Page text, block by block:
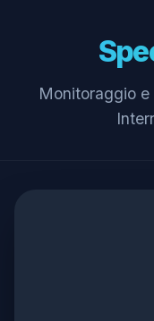
Monitoraggio